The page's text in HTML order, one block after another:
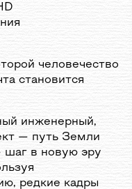
человечество
становится
инженерный,
— путь Земли
шаг в новую эру
редкие кадры